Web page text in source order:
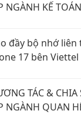
NGÀNH KẾ
đầy bộ nhớ
17 bên
TÁC & CHIA
NGÀNH QUAN